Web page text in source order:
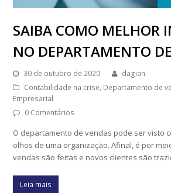
SAIBA COMO MELHOR
NO DEPARTAMENTO
30 de outubro de 2020
dagian
Contabilidade na crise, Departamento de
Empresarial
0 Comentários
O departamento de vendas pode ser visto
olhos de uma organização. Afinal, é por
vendas são feitas e novos clientes são
Leia mais